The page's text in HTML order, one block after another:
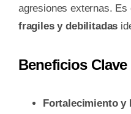
agresiones externas.
fragiles y debilitadas
Beneficios Clave
Fortalecimiento y